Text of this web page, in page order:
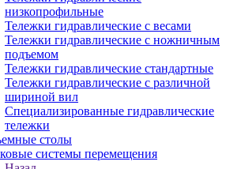
низкопрофильные
Тележки гидравлические с весами
Тележки гидравлические с ножничным
подъемом
Тележки гидравлические стандартные
Тележки гидравлические с различной
шириной вил
Специализированные гидравлические
тележки
столы
системы перемещения